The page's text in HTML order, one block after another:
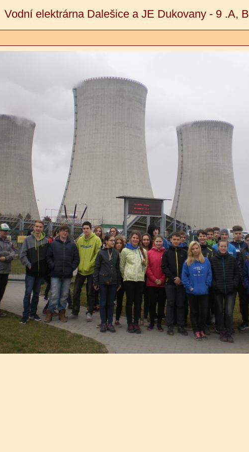
Vodní elektrárna Dalešice a JE Dukovany - 9 .A, B